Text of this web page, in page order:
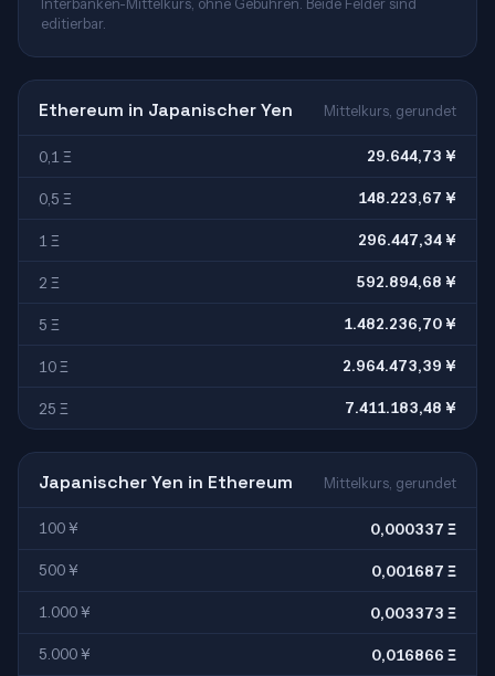
Interbanken-Mittelkurs, ohne Gebühren. Beide Felder sind
editierbar.
Ethereum in Japanischer Yen Mittelkurs, gerundet
0,1 Ξ 29.644,73 ¥
0,5 Ξ 148.223,67 ¥
1 Ξ 296.447,34 ¥
2 Ξ 592.894,68 ¥
5 Ξ 1.482.236,70 ¥
10 Ξ 2.964.473,39 ¥
25 Ξ 7.411.183,48 ¥
Japanischer Yen in Ethereum Mittelkurs, gerundet
100 ¥ 0,000337 Ξ
500 ¥ 0,001687 Ξ
1.000 ¥ 0,003373 Ξ
5.000 ¥ 0,016866 Ξ